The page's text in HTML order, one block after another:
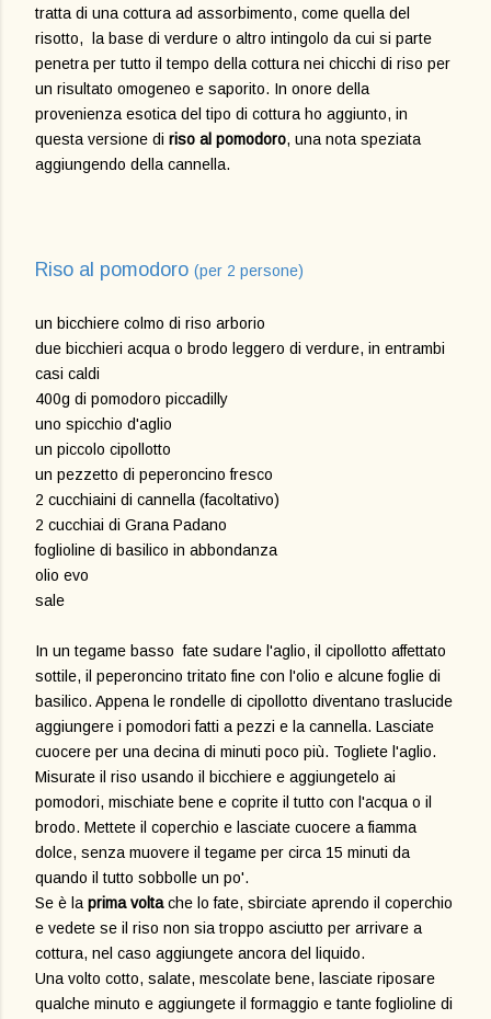
tratta di una cottura ad assorbimento, come quella del
risotto, la base di verdure o altro intingolo da cui si parte
penetra per tutto il tempo della cottura nei chicchi di riso per
un risultato omogeneo e saporito. In onore della
provenienza esotica del tipo di cottura ho aggiunto, in
questa versione di riso al pomodoro, una nota speziata
aggiungendo della cannella.
Riso al pomodoro (per 2 persone)
un bicchiere colmo di riso arborio
due bicchieri acqua o brodo leggero di verdure, in entrambi
casi caldi
400g di pomodoro piccadilly
uno spicchio d'aglio
un piccolo cipollotto
un pezzetto di peperoncino fresco
2 cucchiaini di cannella (facoltativo)
2 cucchiai di Grana Padano
foglioline di basilico in abbondanza
olio evo
sale
In un tegame basso fate sudare l'aglio, il cipollotto affettato
sottile, il peperoncino tritato fine con l'olio e alcune foglie di
basilico. Appena le rondelle di cipollotto diventano traslucide
aggiungere i pomodori fatti a pezzi e la cannella. Lasciate
cuocere per una decina di minuti poco più. Togliete l'aglio.
Misurate il riso usando il bicchiere e aggiungetelo ai
pomodori, mischiate bene e coprite il tutto con l'acqua o il
brodo. Mettete il coperchio e lasciate cuocere a fiamma
dolce, senza muovere il tegame per circa 15 minuti da
quando il tutto sobbolle un po'.
Se è la prima voltache lo fate, sbirciate aprendo il coperchio
e vedete se il riso non sia troppo asciutto per arrivare a
cottura, nel caso aggiungete ancora del liquido.
Una volto cotto, salate, mescolate bene, lasciate riposare
qualche minuto e aggiungete il formaggio e tante foglioline di